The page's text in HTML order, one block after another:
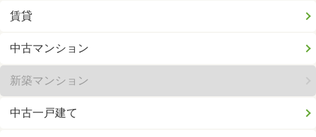
賃貸
中古マンション
新築マンション
中古一戸建て